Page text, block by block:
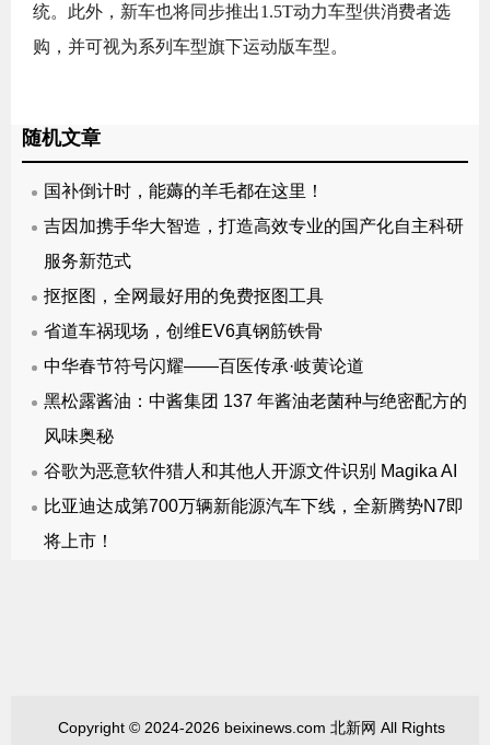
统。此外，新车也将同步推出1.5T动力车型供消费者选
购，并可视为系列车型旗下运动版车型。
随机文章
国补倒计时，能薅的羊毛都在这里！
吉因加携手华大智造，打造高效专业的国产化自主科研
服务新范式
抠抠图，全网最好用的免费抠图工具
省道车祸现场，创维EV6真钢筋铁骨
中华春节符号闪耀——百医传承·岐黄论道
黑松露酱油：中酱集团 137 年酱油老菌种与绝密配方的
风味奥秘
谷歌为恶意软件猎人和其他人开源文件识别 Magika AI
比亚迪达成第700万辆新能源汽车下线，全新腾势N7即
将上市！
Copyright © 2024-2026 beixinews.com 北新网 All Rights